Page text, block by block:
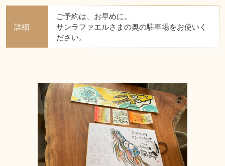
詳細
ご予約は、お早めに。
サンラファエルさまの奥の駐車場をお使いく
ださい。